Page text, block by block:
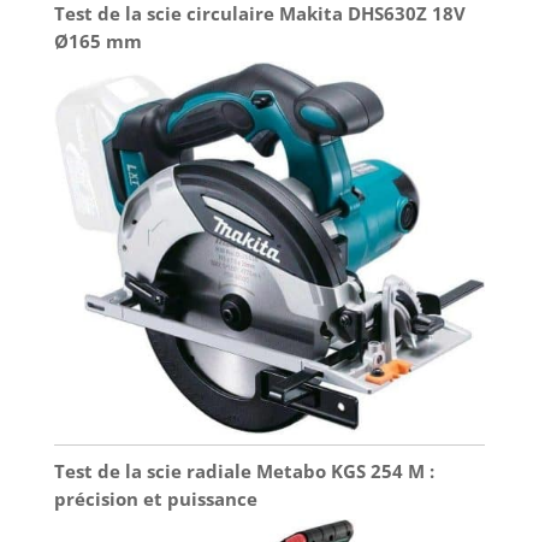
Test de la scie circulaire Makita DHS630Z 18V
Ø165 mm
Test de la scie radiale Metabo KGS 254 M :
précision et puissance